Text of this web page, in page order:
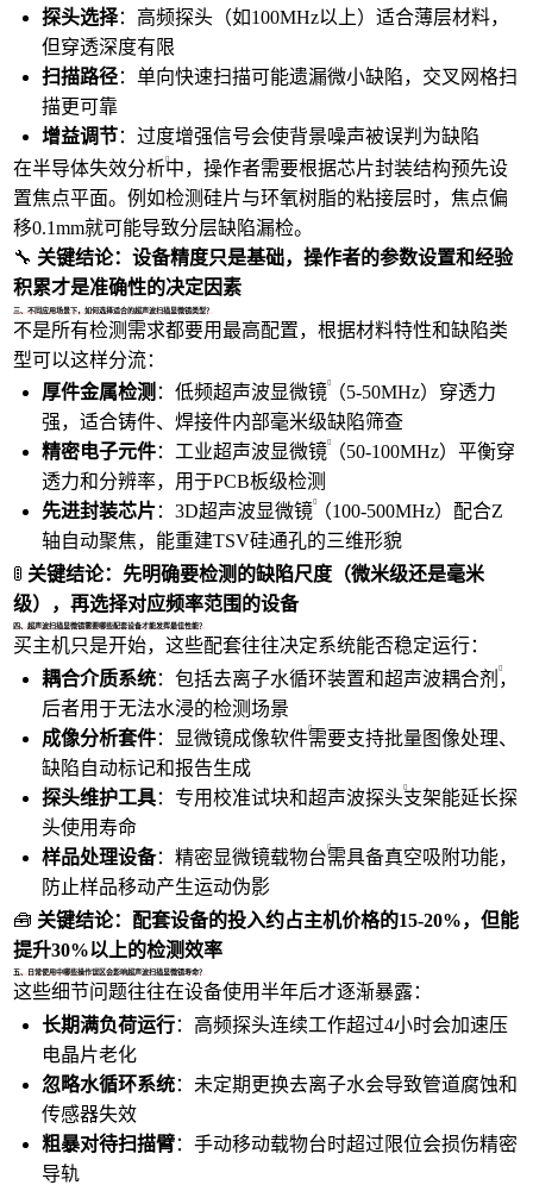
探头选择：高频探头（如100MHz以上）适合薄层材料，
但穿透深度有限
扫描路径：单向快速扫描可能遗漏微小缺陷，交叉网格扫
描更可靠
增益调节：过度增强信号会使背景噪声被误判为缺陷
在半导体失效分析中，操作者需要根据芯片封装结构预先设
置焦点平面。例如检测硅片与环氧树脂的粘接层时，焦点偏
移0.1mm就可能导致分层缺陷漏检。
🔧 关键结论：设备精度只是基础，操作者的参数设置和经验
积累才是准确性的决定因素
三、不同应用场景下，如何选择适合的超声波扫描显微镜类型？
不是所有检测需求都要用最高配置，根据材料特性和缺陷类
型可以这样分流：
厚件金属检测 ： 低频超声波显微镜（5-50MHz）穿透力
强，适合铸件、焊接件内部毫米级缺陷筛查
精密电子元件： 工业超声波显微镜（50-100MHz）平衡穿
透力和分辨率，用于PCB板级检测
先进封装芯片： 3D超声波显微镜（100-500MHz）配合Z
轴自动聚焦，能重建TSV硅通孔的三维形貌
🚦 关键结论：先明确要检测的缺陷尺度（微米级还是毫米
级），再选择对应频率范围的设备
四、超声波扫描显微镜需要哪些配套设备才能发挥最佳性能？
买主机只是开始，这些配套往往决定系统能否稳定运行：
耦合介质系统：包括去离子水循环装置和超声波耦合剂 ，
后者用于无法水浸的检测场景
成像分析套件： 显微镜成像软件需要支持批量图像处理、
缺陷自动标记和报告生成
探头维护工具：专用校准试块和超声波探头支架能延长探
头使用寿命
样品处理设备：精密显微镜载物台需具备真空吸附功能，
防止样品移动产生运动伪影
🧰 关键结论：配套设备的投入约占主机价格的15-20%，但能
提升30%以上的检测效率
五、日常使用中哪些操作误区会影响超声波扫描显微镜寿命？
这些细节问题往往在设备使用半年后才逐渐暴露：
长期满负荷运行：高频探头连续工作超过4小时会加速压
电晶片老化
忽略水循环系统：未定期更换去离子水会导致管道腐蚀和
传感器失效
粗暴对待扫描臂：手动移动载物台时超过限位会损伤精密
导轨